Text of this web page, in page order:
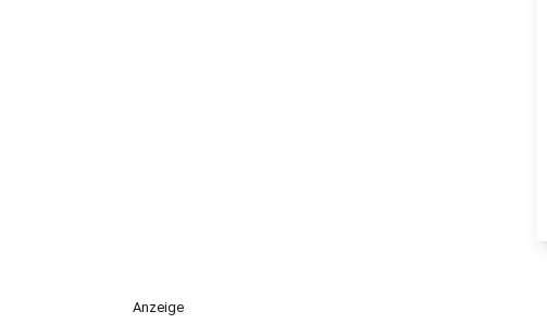
Anzeige